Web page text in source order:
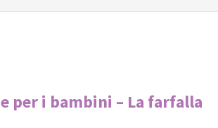
per i bambini – La farfalla